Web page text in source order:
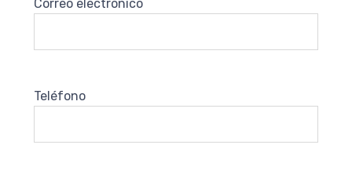
Correo electrónico
Teléfono